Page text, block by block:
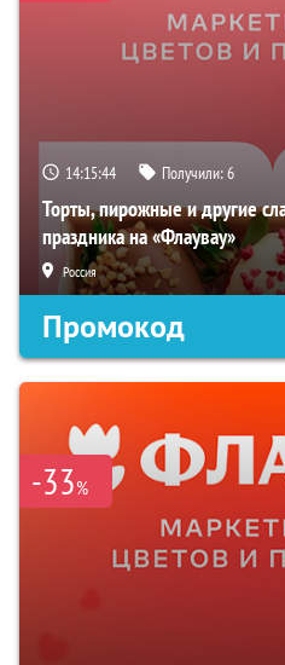
14:15:44 Получили:6
Торты, пирожные и другие
праздника на «Флаувау»
Россия
Промокод
-33%